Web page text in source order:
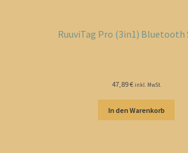
RuuviTag Pro (3in1) Bluetooth
47,89€ inkl. MwSt.
In den Warenkorb